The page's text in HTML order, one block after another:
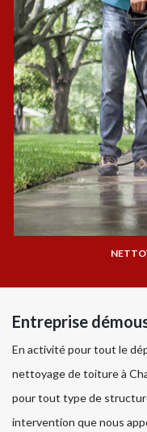
Entreprise
En activité pour tout le
nettoyage de toiture à
pour tout type de
intervention que nous